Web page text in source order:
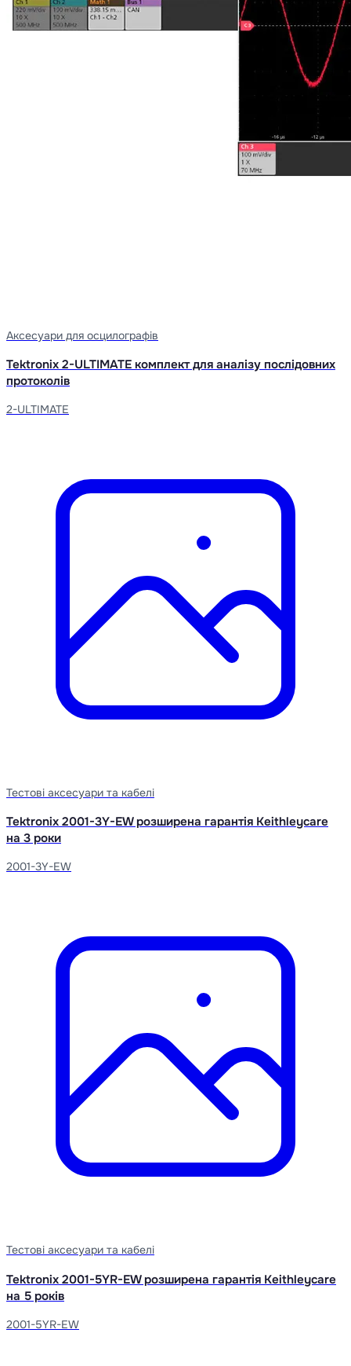
Аксесуари для осцилографів
Tektronix 2-ULTIMATE комплект для аналізу послідовних
протоколів
2-ULTIMATE
Тестові аксесуари та кабелі
Tektronix 2001-3Y-EW розширена гарантія Keithleycare
на 3 роки
2001-3Y-EW
Тестові аксесуари та кабелі
Tektronix 2001-5YR-EW розширена гарантія Keithleycare
на 5 років
2001-5YR-EW